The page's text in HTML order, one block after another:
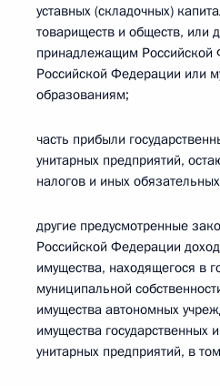
уставных (складочных)
товариществ и обществ, или
принадлежащим Российской
Российской Федерации или
образованиям;
часть прибыли
унитарных предприятий,
налогов и иных
другие предусмотренные
Российской Федерации
имущества, находящегося в
муниципальной
имущества автономных
имущества государственных
унитарных предприятий, в